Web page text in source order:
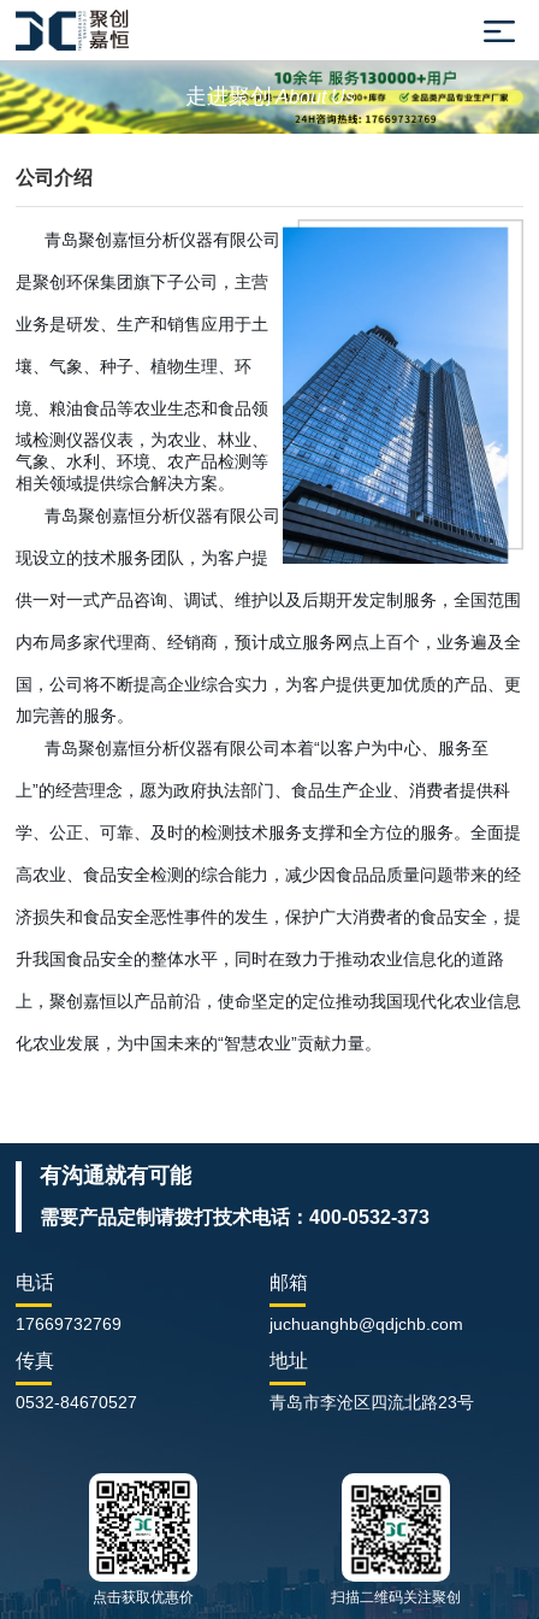
走进聚创About Us
公司介绍
青岛聚创嘉恒分析仪器有限公司
是聚创环保集团旗下子公司，主营
业务是研发、生产和销售应用于土
壤、气象、种子、植物生理、环
境、粮油食品等农业生态和食品领
域检测仪器仪表，为农业、林业、
气象、水利、环境、农产品检测等
相关领域提供综合解决方案。
青岛聚创嘉恒分析仪器有限公司
现设立的技术服务团队，为客户提
供一对一式产品咨询、调试、维护以及后期开发定制服务，全国范围
内布局多家代理商、经销商，预计成立服务网点上百个，业务遍及全
国，公司将不断提高企业综合实力，为客户提供更加优质的产品、更
加完善的服务。
青岛聚创嘉恒分析仪器有限公司本着“以客户为中心、服务至
上”的经营理念，愿为政府执法部门、食品生产企业、消费者提供科
学、公正、可靠、及时的检测技术服务支撑和全方位的服务。全面提
高农业、食品安全检测的综合能力，减少因食品品质量问题带来的经
济损失和食品安全恶性事件的发生，保护广大消费者的食品安全，提
升我国食品安全的整体水平，同时在致力于推动农业信息化的道路
上，聚创嘉恒以产品前沿，使命坚定的定位推动我国现代化农业信息
化农业发展，为中国未来的“智慧农业”贡献力量。
有沟通就有可能
需要产品定制请拨打技术电话：400-0532-373
电话
17669732769
邮箱
juchuanghb@qdjchb.com
传真
0532-84670527
地址
青岛市李沧区四流北路23号
点击获取优惠价 扫描二维码关注聚创